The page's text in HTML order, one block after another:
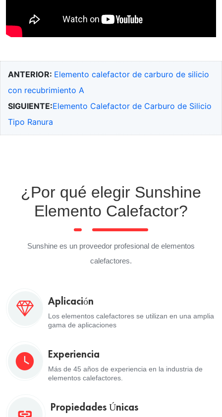
ANTERIOR: Elemento calefactor de carburo de silicio
con recubrimiento A
SIGUIENTE:Elemento Calefactor de Carburo de Silicio
Tipo Ranura
¿Por qué elegir Sunshine
Elemento Calefactor?
Sunshine es un proveedor profesional de elementos
calefactores.
Aplicación
Los elementos calefactores se utilizan en una amplia
gama de aplicaciones
Experiencia
Más de 45 años de experiencia en la industria de
elementos calefactores.
Propiedades Únicas